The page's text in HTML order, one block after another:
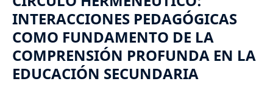
INTERACCIONES PEDAGÓGICAS
COMO FUNDAMENTO DE LA
COMPRENSIÓN PROFUNDA EN LA
EDUCACIÓN SECUNDARIA